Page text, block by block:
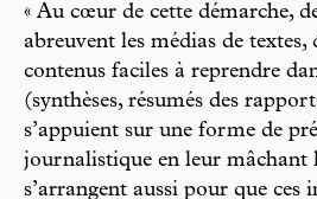
« Au cœur de cette démarche,
abreuvent les médias de textes,
contenus faciles à reprendre
(synthèses, résumés des
s’appuient sur une forme de
journalistique en leur mâchant
s’arrangent aussi pour que